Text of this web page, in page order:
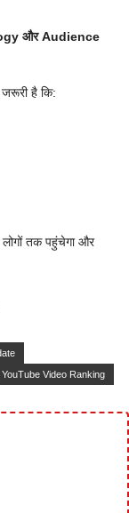
और Audience
जरूरी है कि:
तक पहुंचेगा और
YouTube Video Ranking